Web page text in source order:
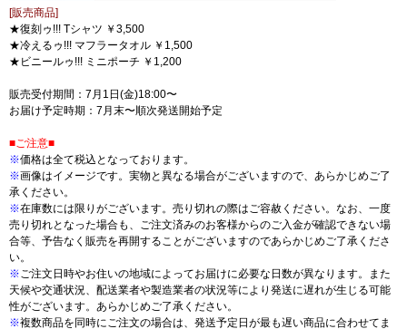
[販売商品]
★復刻ゥ!!! Tシャツ ￥3,500
★冷えるゥ!!! マフラータオル ￥1,500
★ビニールゥ!!! ミニポーチ ￥1,200
販売受付期間：7月1日(金)18:00〜
お届け予定時期：7月末〜順次発送開始予定
■ご注意■
※価格は全て税込となっております。
※画像はイメージです。実物と異なる場合がございますので、あらかじめご了
承ください。
※在庫数には限りがございます。売り切れの際はご容赦ください。なお、一度
売り切れとなった場合も、ご注文済みのお客様からのご入金が確認できない場
合等、予告なく販売を再開することがございますのであらかじめご了承くださ
い。
※ ご注文日時やお住いの地域によってお届けに必要な日数が異なります。また
天候や交通状況、配送業者や製造業者の状況等により発送に遅れが生じる可能
性がございます。あらかじめご了承ください。
※複数商品を同時にご注文の場合は、発送予定日が最も遅い商品に合わせてま